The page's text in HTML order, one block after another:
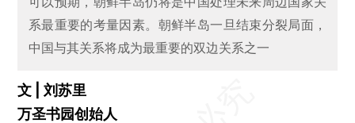
系最重要的考量因素。朝鲜半岛一旦结束分裂局面，
中国与其关系将成为最重要的双边关系之一
文 | 刘苏里
万圣书园创始人